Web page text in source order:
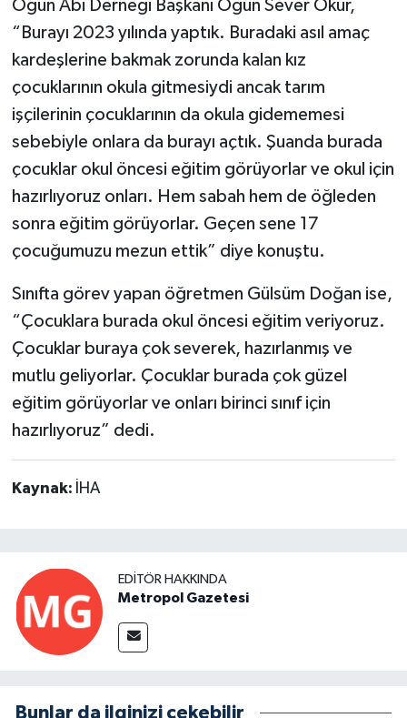
Ogün Abi Derneği Başkanı Ogün Sever Okur,
“Burayı 2023 yılında yaptık. Buradaki asıl amaç
kardeşlerine bakmak zorunda kalan kız
çocuklarının okula gitmesiydi ancak tarım
işçilerinin çocuklarının da okula gidememesi
sebebiyle onlara da burayı açtık. Şuanda burada
çocuklar okul öncesi eğitim görüyorlar ve okul için
hazırlıyoruz onları. Hem sabah hem de öğleden
sonra eğitim görüyorlar. Geçen sene 17
çocuğumuzu mezun ettik” diye konuştu.
Sınıfta görev yapan öğretmen Gülsüm Doğan ise,
“Çocuklara burada okul öncesi eğitim veriyoruz.
Çocuklar buraya çok severek, hazırlanmış ve
mutlu geliyorlar. Çocuklar burada çok güzel
eğitim görüyorlar ve onları birinci sınıf için
hazırlıyoruz” dedi.
Kaynak: İHA
EDITÖR HAKKINDA
Metropol Gazetesi
Bunlar da ilginizi çekebilir